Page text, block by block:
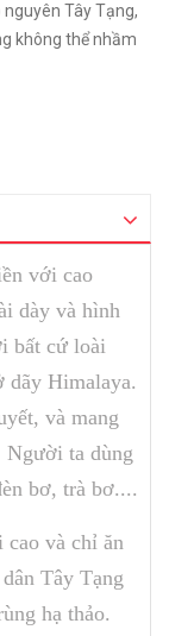
nguyên Tây Tạng,
không thể nhầm
với cao
dày và hình
bất cứ loài
dãy Himalaya.
và mang
Người ta dùng
bơ, trà bơ....
và chỉ ăn
Tây Tạng
hạ thảo.